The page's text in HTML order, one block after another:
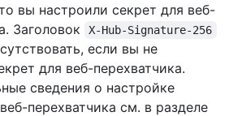
вы настроили секрет для веб-
Заголовок
X-Hub-Signature-256
если вы не
для веб-перехватчика.
сведения о настройке
перехватчика см. в разделе